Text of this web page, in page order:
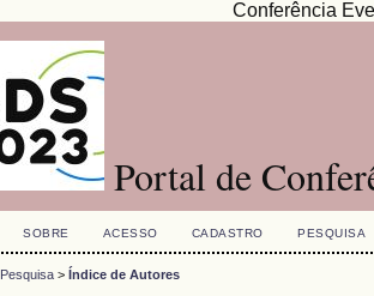
Conferência
Portal de
SOBRE ACESSO CADASTRO PESQUISA
Pesquisa > Índice de Autores